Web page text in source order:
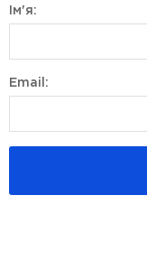
Ім'я:
Email: